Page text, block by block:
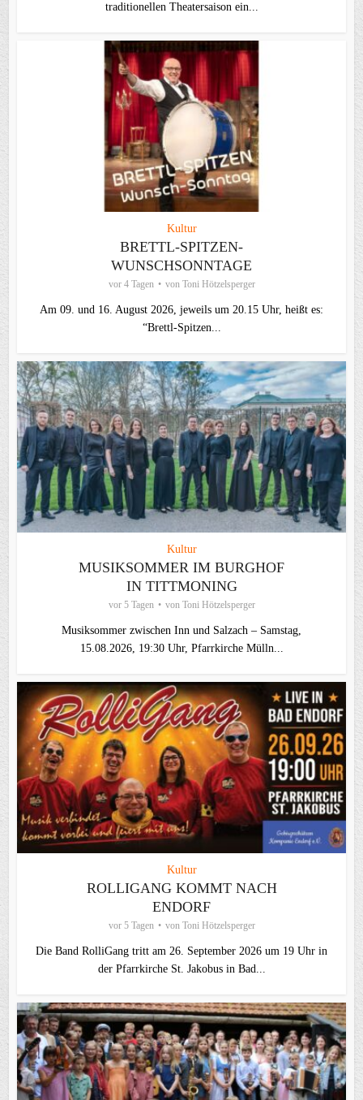
traditionellen Theater­saison ein...
Kultur
BRETTL-SPITZEN-
WUNSCHSONNTAGE
vor 4 Tagen von Toni Hötzelsperger
Am 09. und 16. August 2026, jeweils um 20.15 Uhr, heißt es:
“Brettl-Spitzen...
Kultur
MUSIKSOMMER IM BURGHOF
IN TITTMONING
vor 5 Tagen von Toni Hötzelsperger
Musiksommer zwischen Inn und Salzach – Samstag,
15.08.2026, 19:30 Uhr, Pfarrkirche Mülln...
Kultur
ROLLIGANG KOMMT NACH
ENDORF
vor 5 Tagen von Toni Hötzelsperger
Die Band RolliGang tritt am 26. September 2026 um 19 Uhr in
der Pfarrkirche St. Jakobus in Bad...